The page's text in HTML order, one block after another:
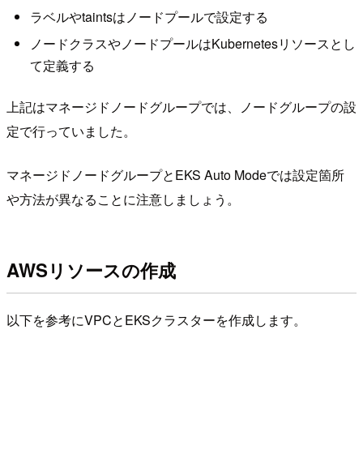
ラベルやtaintsはノードプールで設定する
ノードクラスやノードプールはKubernetesリソースとし
て定義する
上記はマネージドノードグループでは、ノードグループの設
定で行っていました。
マネージドノードグループとEKS Auto Modeでは設定箇所
や方法が異なることに注意しましょう。
AWSリソースの作成
以下を参考にVPCとEKSクラスターを作成します。